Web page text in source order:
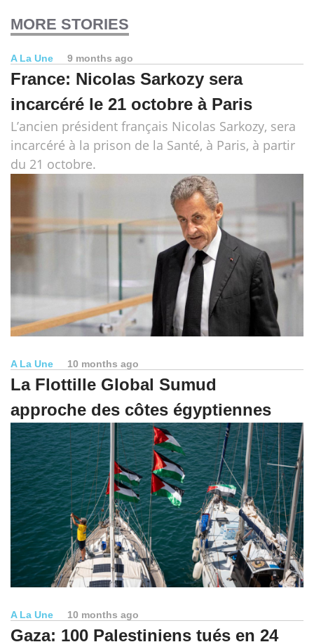
MORE STORIES
A La Une 9 months ago
France: Nicolas Sarkozy sera
incarcéré le 21 octobre à Paris
L’ancien président français Nicolas Sarkozy, sera
incarcéré à la prison de la Santé, à Paris, à partir
du 21 octobre.
A La Une 10 months ago
La Flottille Global Sumud
approche des côtes égyptiennes
A La Une 10 months ago
Gaza: 100 Palestiniens tués en 24